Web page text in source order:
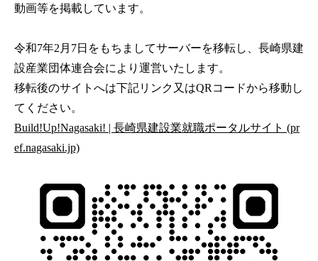
動画等を掲載しています。
令和7年2月7日をもちましてサーバーを移転し、長崎県建
設産業団体連合会により運営いたします。
移転後のサイトへは下記リンク又はQRコードから移動し
てください。
Build!Up!Nagasaki! | 長崎県建設業就職ポータルサイト (pr
ef.nagasaki.jp)